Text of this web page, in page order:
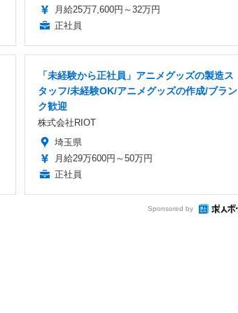
月給25万7,600円～32万円
正社員
「未経験から正社員」アニメグッズの製造ス
タッフ/未経験OK/アニメグッズの作成/ブラン
ク歓迎
株式会社RIOT
埼玉県
月給29万600円～50万円
正社員
Sponsored by